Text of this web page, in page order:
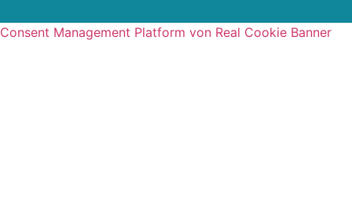
Consent Management Platform von Real Cookie Banner